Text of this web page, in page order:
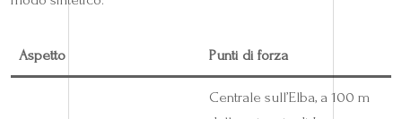
Aspetto Punti di forza
Centrale sull’Elba, a 100 m